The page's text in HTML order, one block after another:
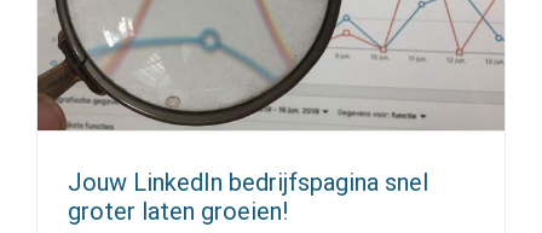
Jouw LinkedIn bedrijfspagina snel
groter laten groeien!